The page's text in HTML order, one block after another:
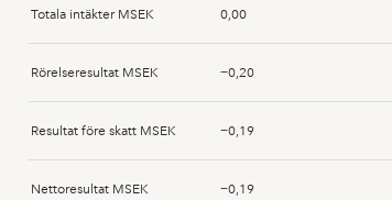
Totala intäkter MSEK 0,00
Rörelseresultat MSEK −0,20
Resultat före skatt MSEK −0,19
Nettoresultat MSEK −0,19